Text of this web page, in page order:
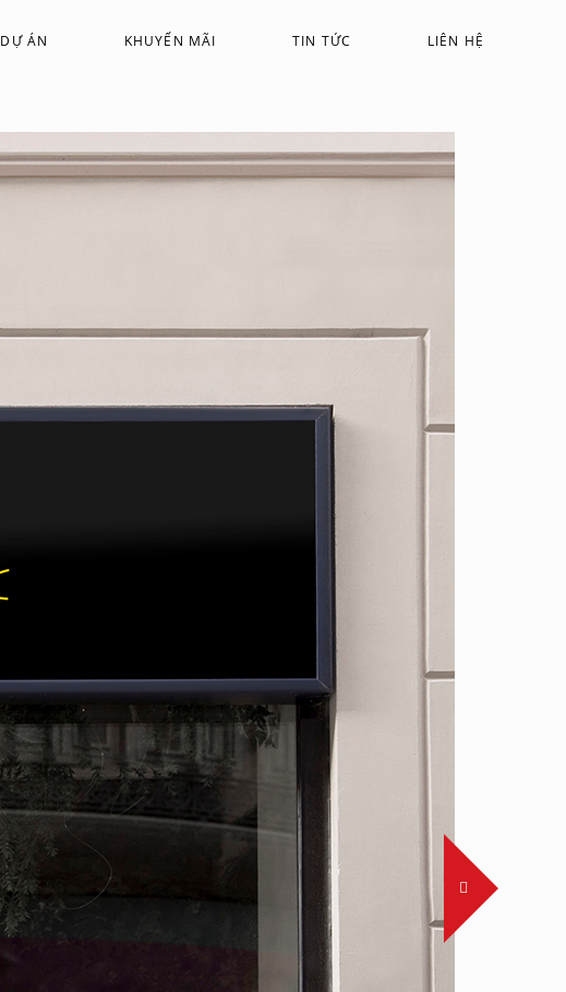
DỰ ÁN KHUYẾN MÃI TIN TỨC LIÊN HỆ